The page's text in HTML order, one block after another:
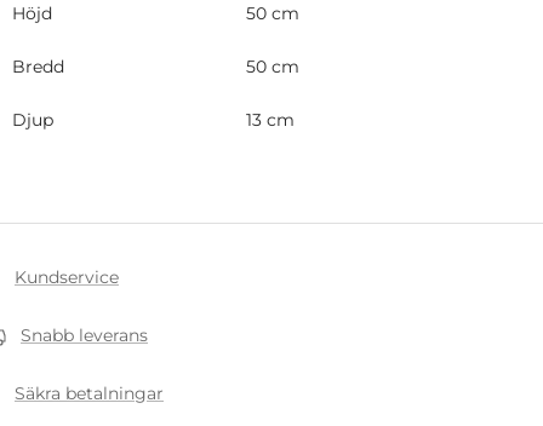
Höjd 50 cm
Bredd 50 cm
Djup 13 cm
Kundservice
Snabb leverans
Säkra betalningar